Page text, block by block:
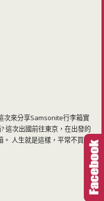
次來分享Samsonite行李箱實
這次出國前往東京，在出發的
人生就是這樣，平常不買行